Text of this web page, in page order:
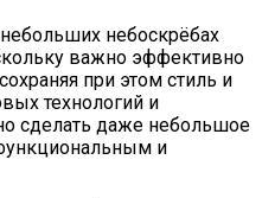
небоскрёбах
важно эффективно
при этом стиль и
технологий и
сделать даже небольшое
и